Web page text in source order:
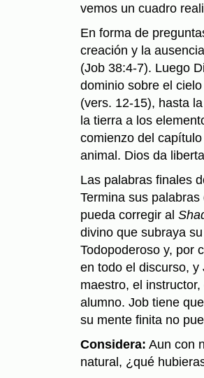
vemos un cuadro
En forma de
creación y la
(Job 38:4-7). Luego
dominio sobre el
(vers. 12-15), hasta
la tierra a los
comienzo del
animal. Dios da
Las palabras finales
Termi­na sus
pueda corregir al
divino que subraya
Todopoderoso y, por
en todo el discurso,
maestro, el
alumno. Job tiene
su mente finita no
Considera: Aun con
natural, ¿qué